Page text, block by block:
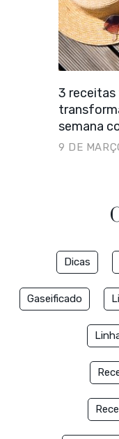
3 receitas
semana
9 DE
Dicas
Gaseificado